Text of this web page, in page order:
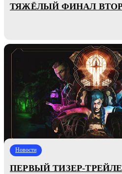
ТЯЖЁЛЫЙ ФИНАЛ
Новости
ПЕРВЫЙ ТИЗЕР-